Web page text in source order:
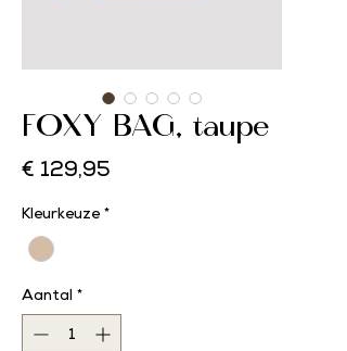
FOXY BAG, taupe
€ 129,95
Kleurkeuze *
Aantal *